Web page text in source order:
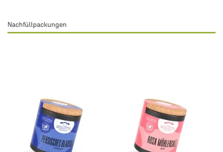
Nachfüllpackungen